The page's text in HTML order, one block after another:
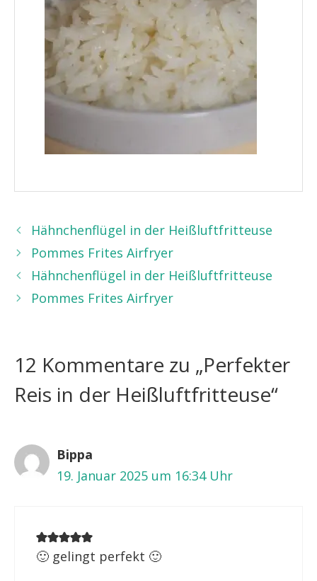
Hähnchenflügel in der Heißluftfritteuse
Pommes Frites Airfryer
Hähnchenflügel in der Heißluftfritteuse
Pommes Frites Airfryer
12 Kommentare zu „Perfekter
Reis in der Heißluftfritteuse“
Bippa
19. Januar 2025 um 16:34 Uhr
🙂 gelingt perfekt 🙂